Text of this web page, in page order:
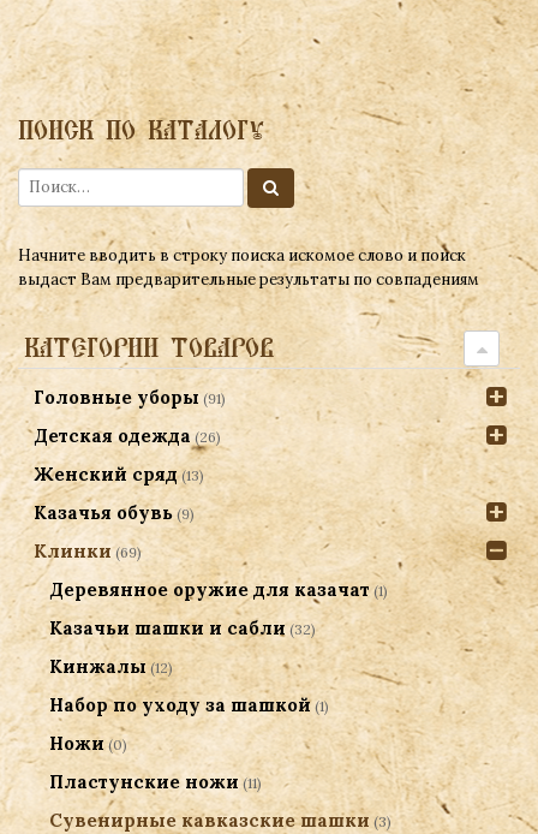
ПОИСК ПО КАТАЛОГУ
Начните вводить в строку поиска искомое слово и поиск
выдаст Вам предварительные результаты по совпадениям
КАТЕГОРИИ ТОВАРОВ
Головные уборы (91)
Детская одежда (26)
Женский сряд (13)
Казачья обувь (9)
Клинки (69)
Деревянное оружие для казачат (1)
Казачьи шашки и сабли (32)
Кинжалы (12)
Набор по уходу за шашкой (1)
Ножи (0)
Пластунские ножи (11)
Сувенирные кавказские шашки (3)